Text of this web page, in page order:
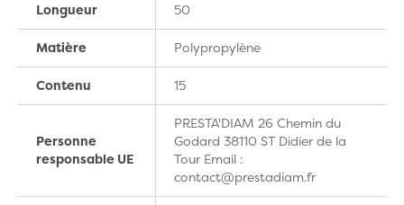
Longueur 50
Matière Polypropylène
Contenu 15
Personne
responsable UE
PRESTA'DIAM 26 Chemin du
Godard 38110 ST Didier de la
Tour Email :
contact@prestadiam.fr